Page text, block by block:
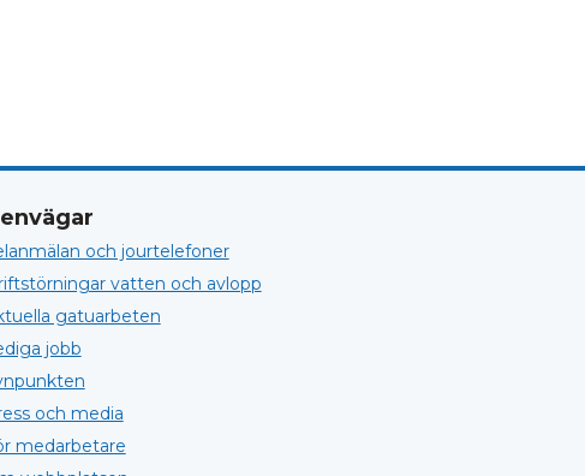
och jourtelefoner
vatten och avlopp
gatuarbeten
jobb
och media
medarbetare